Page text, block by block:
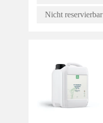
Nicht reservierbar